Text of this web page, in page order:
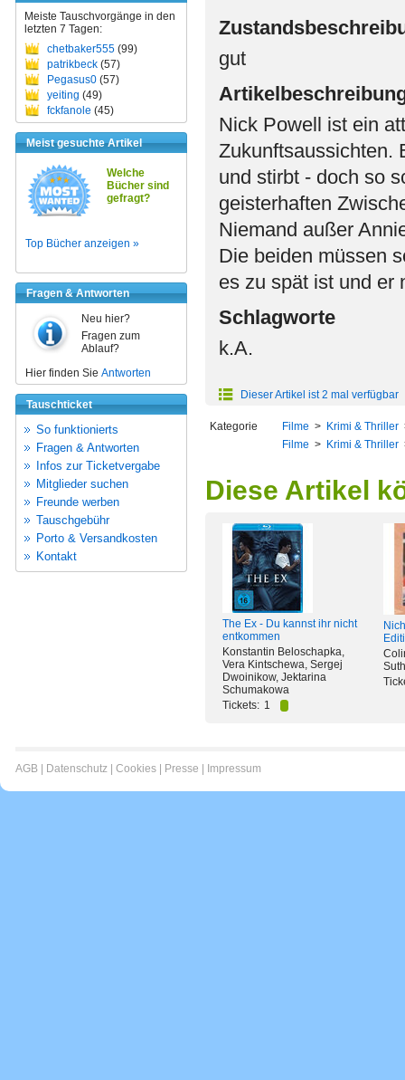
Meiste Tauschvorgänge in den
letzten 7 Tagen:
chetbaker555 (99)
patrikbeck (57)
Pegasus0 (57)
yeiting (49)
fckfanole (45)
Meist gesuchte Artikel
Welche
Bücher sind
gefragt?
Top Bücher anzeigen »
Fragen & Antworten
Neu hier?
Fragen zum
Ablauf?
Hier finden Sie Antworten
Tauschticket
So funktionierts
Fragen & Antworten
Infos zur Ticketvergabe
Mitglieder suchen
Freunde werben
Tauschgebühr
Porto & Versandkosten
Kontakt
gut
Nick Powell ist ein
Zukunftsaussichten.
und stirbt - doch so
geisterhaften
Niemand außer
Die beiden müssen
es zu spät ist und er
Schlagworte
k.A.
Dieser Artikel ist 2 mal verfügbar
Kategorie Filme > Krimi & Thriller
Filme > Krimi & Thriller
Diese Artikel
The Ex - Du kannst ihr nicht
entkommen
Konstantin Beloschapka,
Vera Kintschewa, Sergej
Dwoinikow, Jektarina
Schumakowa
Tickets: 1
AGB Datenschutz Cookies Presse Impressum